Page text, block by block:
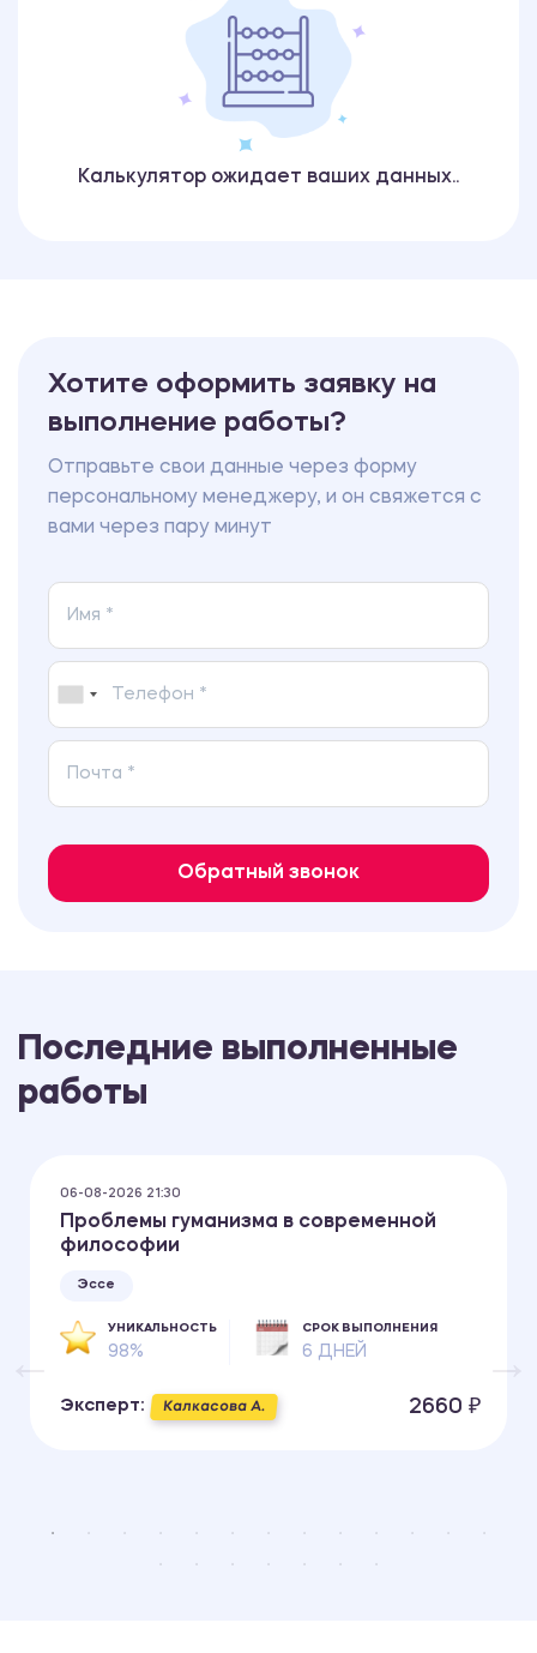
Калькулятор ожидает ваших данных..
Хотите оформить заявку на
выполнение работы?
Отправьте свои данные через форму
персональному менеджеру, и он свяжется с
вами через пару минут
Обратный звонок
Последние выполненные
работы
06-08-2026 21:30
Проблемы гуманизма в современной
философии
Эссе
УНИКАЛЬНОСТЬ
98%
СРОК ВЫПОЛНЕНИЯ
6 ДНЕЙ
Эксперт: Калкасова А. 2660 ₽
Эссе